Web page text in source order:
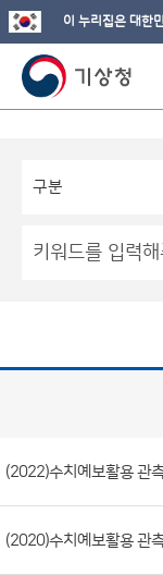
이 누리집은 대한
공
개
정
보
게
목
록
(2022)수치예보활용 관
(2020)수치예보활용 관